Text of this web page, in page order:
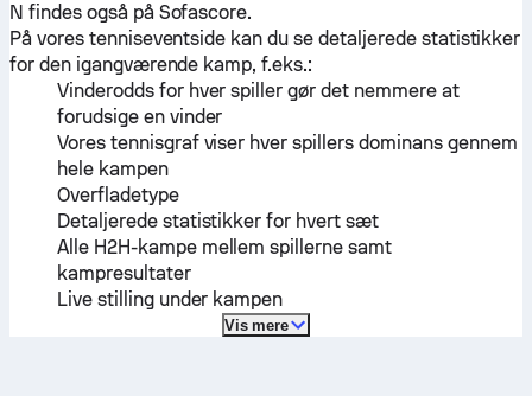
N findes også på Sofascore.
På vores tenniseventside kan du se detaljerede statistikker
for den igangværende kamp, f.eks.:
Vinderodds for hver spiller gør det nemmere at
forudsige en vinder
Vores tennisgraf viser hver spillers dominans gennem
hele kampen
Overfladetype
Detaljerede statistikker for hvert sæt
Alle H2H-kampe mellem spillerne samt
kampresultater
Live stilling under kampen
Vis mere